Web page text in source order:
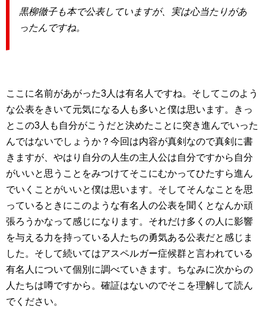
黒柳徹子も本で公表していますが、実は心当たりがあ
ったんですね。
ここに名前があがった3人は有名人ですね。そしてこのよう
な公表をきいて元気になる人も多いと僕は思います。きっ
とこの3人も自分がこうだと決めたことに突き進んでいった
んではないでしょうか？今回は内容が真剣なので真剣に書
きますが、やはり自分の人生の主人公は自分ですから自分
がいいと思うことをみつけてそこにむかってひたすら進ん
でいくことがいいと僕は思います。そしてそんなことを思
っているときにこのような有名人の公表を聞くとなんか頑
張ろうかなって感じになります。それだけ多くの人に影響
を与える力を持っている人たちの勇気ある公表だと感じま
した。そして続いてはアスペルガー症候群と言われている
有名人について個別に調べていきます。ちなみに次からの
人たちは噂ですから。確証はないのでそこを理解して読ん
でください。